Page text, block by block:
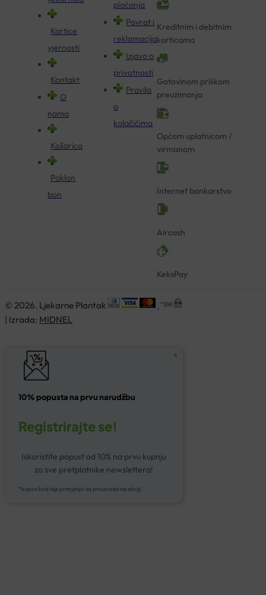
Kartice
vjernosti
Kontakt
O
nama
Košarica
Poklon
bon
plaćanja
Povrat i
reklamacija
Izjava o
privatnosti
Pravila
o
kolačićima
Kreditnim i debitnim
karticama
Gotovinom prilikom
preuzimanja
Općom uplatnicom /
virmanom
Internet bankarstvo
Aircash
KeksPay
© 2026. Ljekarne Plantak
| Izrada: MIDNEL
10% popusta na prvu narudžbu
Registrirajte se!
Iskoristite popust od 10% na prvu kupnju
za sve pretplatnike newslettera!
*kupon kod nije primjenjiv za proizvode na akciji